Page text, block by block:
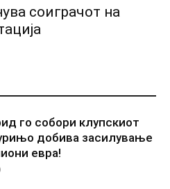
соиграчот на
го собори клупскиот
добива засилување
евра!